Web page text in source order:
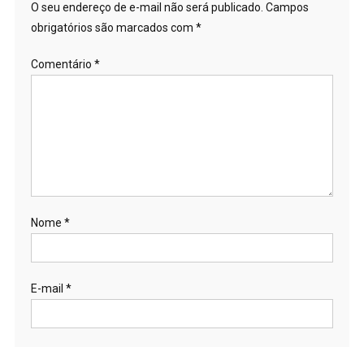
O seu endereço de e-mail não será publicado. Campos
obrigatórios são marcados com *
Comentário *
Nome *
E-mail *